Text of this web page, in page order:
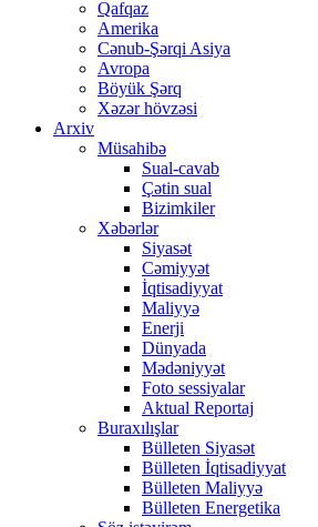
Qafqaz
Amerika
Cənub-Şərqi Asiya
Avropa
Böyük Şərq
Xəzər hövzəsi
Arxiv
Müsahibə
Sual-cavab
Çətin sual
Bizimkiler
Xəbərlər
Siyasət
Cəmiyyət
İqtisadiyyat
Maliyyə
Enerji
Dünyada
Mədəniyyət
Foto sessiyalar
Aktual Reportaj
Buraxılışlar
Bülleten Siyasət
Bülleten İqtisadiyyat
Bülleten Maliyyə
Bülleten Energetika